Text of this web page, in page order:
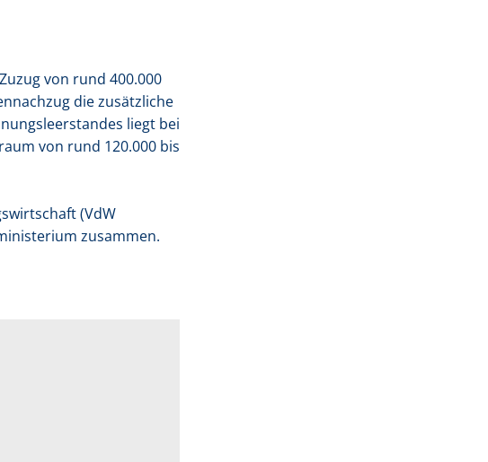
von rund 400.000
die zusätzliche
liegt bei
von rund 120.000 bis
(VdW
zusammen.